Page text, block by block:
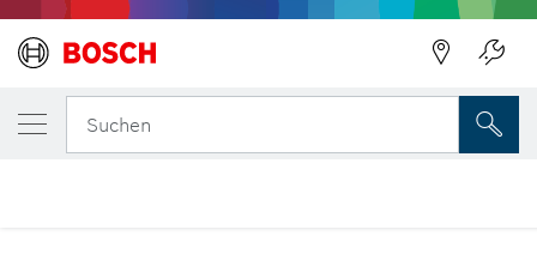
Suchen
DEINE AUSGEWÄHLTE VARIANTE
S 3456 XF Progressor for Wood and